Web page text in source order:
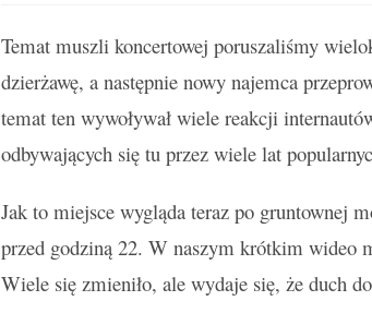
Temat muszli koncertowej poruszaliśmy
dzierżawę, a następnie nowy najemca
temat ten wywoływał wiele reakcji
odbywających się tu przez wiele lat
Jak to miejsce wygląda teraz po gruntownej
przed godziną 22. W naszym krótkim wideo
Wiele się zmieniło, ale wydaje się, że duch